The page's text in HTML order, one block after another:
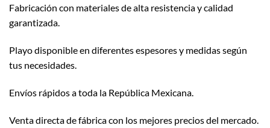
Fabricación con materiales de alta resistencia y calidad
garantizada.
Playo disponible en diferentes espesores y medidas según
tus necesidades.
Envíos rápidos a toda la República Mexicana.
Venta directa de fábrica con los mejores precios del mercado.